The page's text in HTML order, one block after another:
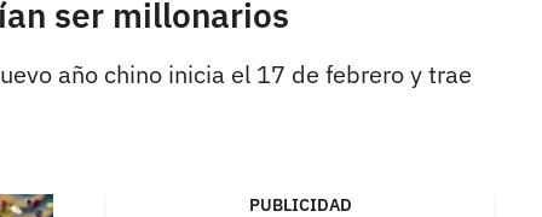
ser millonarios
año chino inicia el 17 de febrero y trae
PUBLICIDAD